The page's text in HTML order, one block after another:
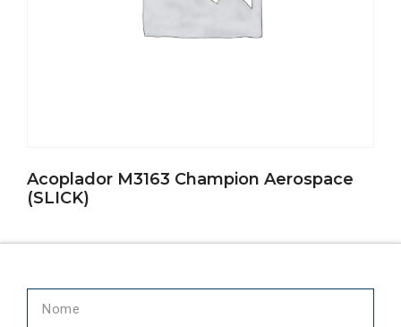
Acoplador M3163 Champion Aerospace
(SLICK)